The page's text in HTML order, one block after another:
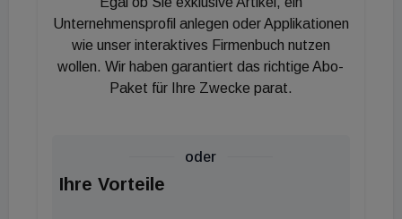
gestalten. Mit den IMMOunited Stadtgesprächen
schaffen wir ein Format, das über klassisches
Networking hinausgeht - hin zu einem echten
Dialog mit Substanz und Relevanz für Wirtschaft
„Gerade in Zeiten zunehmender Komplexität freut
Unternehmensprofil anlegen oder Applikationen
wie unser interaktives Firmenbuch nutzen
wollen. Wir haben garantiert das richtige Abo-
Paket für Ihre Zwecke parat.
oder
Ihre Vorteile